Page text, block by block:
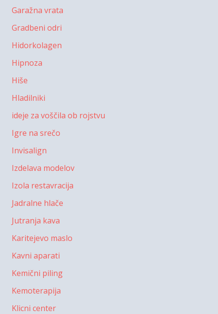
Garažna vrata
Gradbeni odri
Hidorkolagen
Hipnoza
Hiše
Hladilniki
ideje za voščila ob rojstvu
Igre na srečo
Invisalign
Izdelava modelov
Izola restavracija
Jadralne hlače
Jutranja kava
Karitejevo maslo
Kavni aparati
Kemični piling
Kemoterapija
Klicni center